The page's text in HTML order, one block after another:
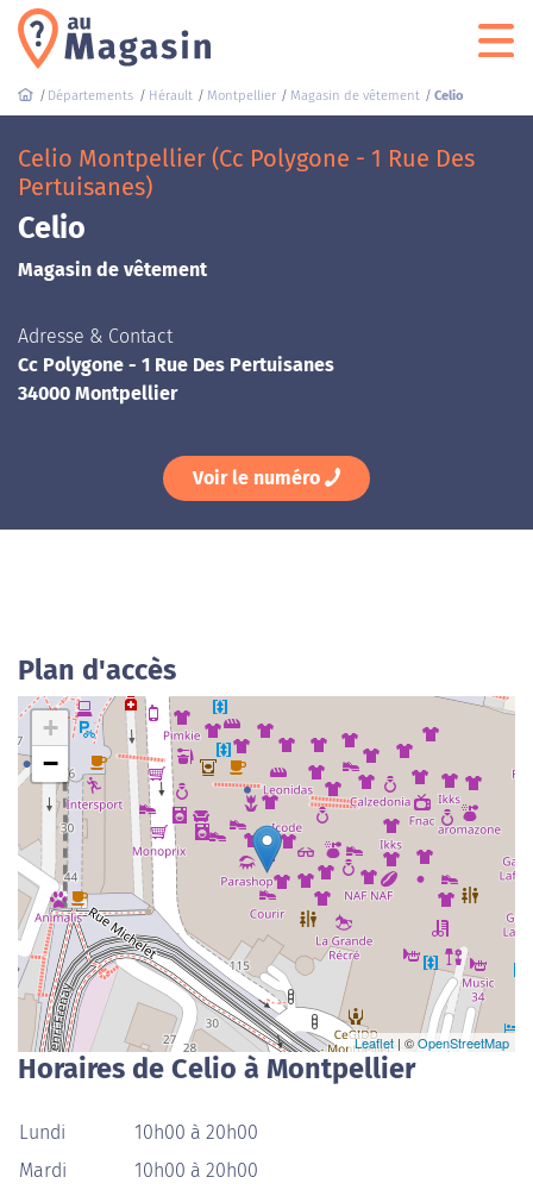
Départements Hérault Montpellier Magasin de vêtement Celio
Celio Montpellier (Cc Polygone - 1 Rue Des
Pertuisanes)
Celio
Magasin de vêtement
Adresse & Contact
Cc Polygone - 1 Rue Des Pertuisanes
34000 Montpellier
Voir le numéro
Plan d'accès
+
−
Leaflet | ©OpenStreetMap
Horaires de Celio à Montpellier
Lundi
10h00 à 20h00
Mardi
10h00 à 20h00